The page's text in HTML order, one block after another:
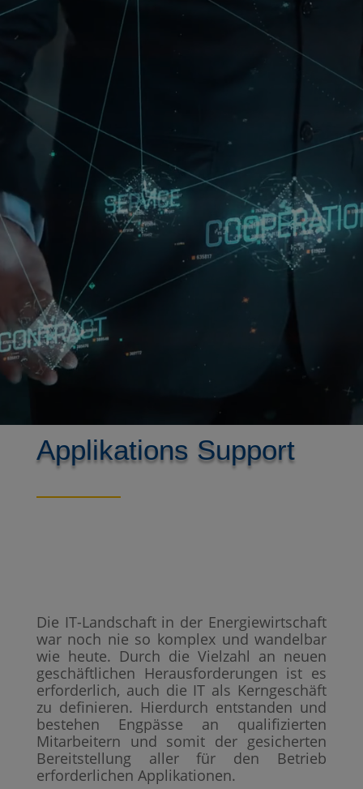
Applikations Support
Die IT-Landschaft in der Energiewirtschaft
war noch nie so komplex und wandelbar
wie heute. Durch die Vielzahl an neuen
geschäftlichen Herausforderungen ist es
erforderlich, auch die IT als Kerngeschäft
zu definieren. Hierdurch entstanden und
bestehen Engpässe an qualifizierten
Mitarbeitern und somit der gesicherten
Bereitstellung aller für den Betrieb
erforderlichen Applikationen.